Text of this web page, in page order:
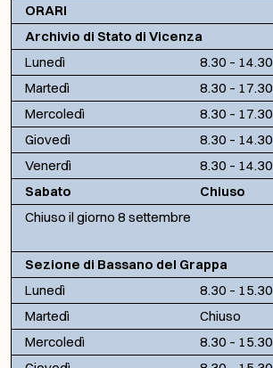
ORARI
Archivio di Stato di Vicenza
Lunedì
8.30 – 14.30
Martedì
8.30 – 17.30
Mercoledì
8.30 – 17.30
Giovedì
8.30 – 14.30
Venerdì
8.30 – 14.30
Sabato
Chiuso
Chiuso il giorno 8 settembre
Sezione di Bassano del Grappa
Lunedì
8.30 – 15.30
Martedì
Chiuso
Mercoledì
8.30 – 15.30